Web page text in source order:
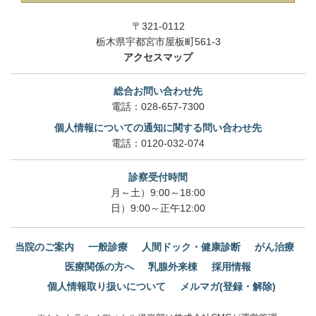
〒321-0112
栃木県宇都宮市屋板町561-3
アクセスマップ
総合お問い合わせ先
電話： 028-657-7300
個人情報についての通知に関する問い合わせ先
電話： 0120-032-074
診察受付時間
月～土）9:00～18:00
日）9:00～正午12:00
当院のご案内 一般診療 人間ドック・健康診断
がん治療
医療関係の方へ
乳腺外来棟
採用情報
個人情報取り扱いについて
メルマガ(登録・解除)